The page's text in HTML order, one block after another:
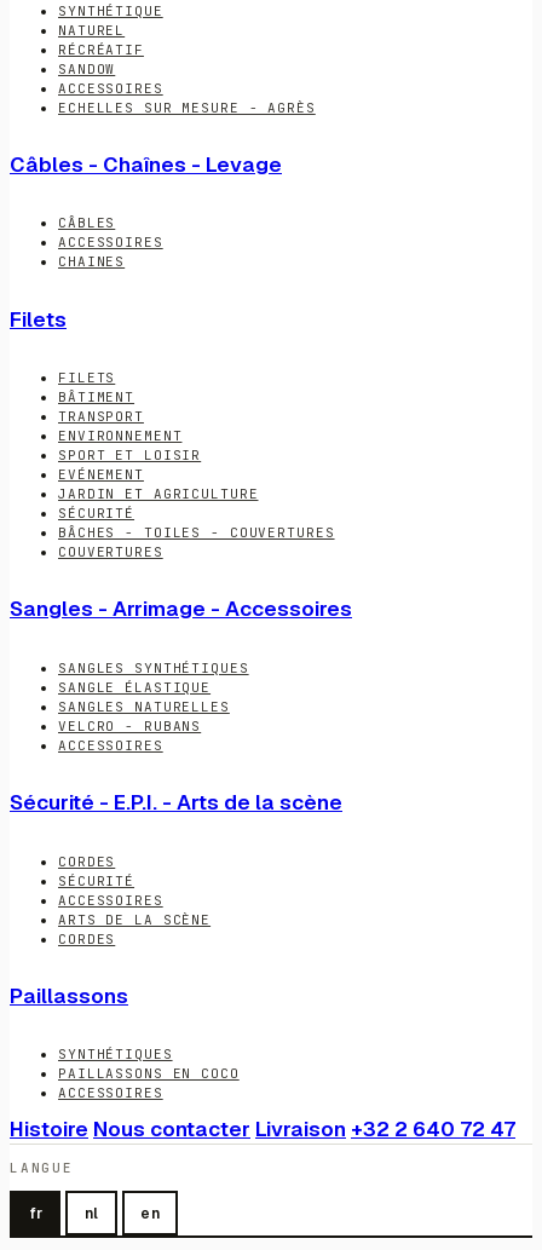
SYNTHÉTIQUE
NATUREL
RÉCRÉATIF
SANDOW
ACCESSOIRES
ECHELLES SUR MESURE - AGRÈS
Câbles - Chaînes - Levage
CÂBLES
ACCESSOIRES
CHAINES
Filets
FILETS
BÂTIMENT
TRANSPORT
ENVIRONNEMENT
SPORT ET LOISIR
EVÉNEMENT
JARDIN ET AGRICULTURE
SÉCURITÉ
BÂCHES - TOILES - COUVERTURES
COUVERTURES
Sangles - Arrimage - Accessoires
SANGLES SYNTHÉTIQUES
SANGLE ÉLASTIQUE
SANGLES NATURELLES
VELCRO - RUBANS
ACCESSOIRES
Sécurité - E.P.I. - Arts de la scène
CORDES
SÉCURITÉ
ACCESSOIRES
ARTS DE LA SCÈNE
CORDES
Paillassons
SYNTHÉTIQUES
PAILLASSONS EN COCO
ACCESSOIRES
Histoire Nous contacter Livraison +32 2 640 72 47
LANGUE
fr nl en